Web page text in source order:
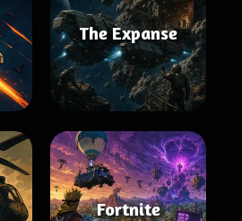
The Expanse
Fortnite